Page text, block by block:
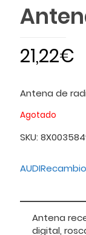
21,22€
Antena de
Agotado
SKU:
AUDI
Antena
digital,